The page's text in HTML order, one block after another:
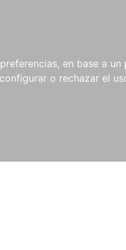
en base a
o rechazar el
NOVEDADES